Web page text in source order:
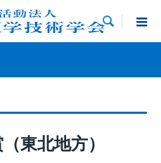

東北地方）